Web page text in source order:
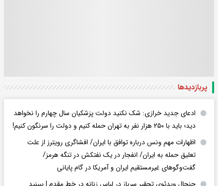
پربازدید‌ها
ادعای جدید خرازی: شک نکنید دولت پزشکیان سال چهارم را نخواهد
دید؛ باید با ۲۵۰ هزار نفر به تهران حمله کنیم و دولت را سرنگون کنیم!
اظهارات مهم ونس درباره توافق با ایران/ افشاگری رویترز از علت
تعلیق حمله به ایران/ انفجار در یک نفتکش در تنگه هرمز/
گفت‌وگوهای غیرمستقیم ایران و آمریکا در گام پایانی